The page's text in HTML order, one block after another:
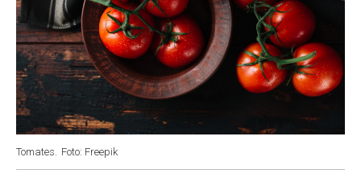
Tomates. Foto: Freepik